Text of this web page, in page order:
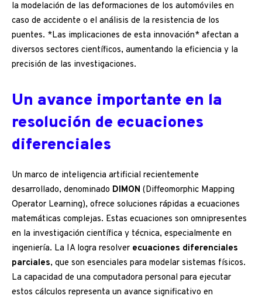
la modelación de las deformaciones de los automóviles en
caso de accidente o el análisis de la resistencia de los
puentes. *Las implicaciones de esta innovación* afectan a
diversos sectores científicos, aumentando la eficiencia y la
precisión de las investigaciones.
Un avance importante en la
resolución de ecuaciones
diferenciales
Un marco de inteligencia artificial recientemente
desarrollado, denominado DIMON (Diffeomorphic Mapping
Operator Learning), ofrece soluciones rápidas a ecuaciones
matemáticas complejas. Estas ecuaciones son omnipresentes
en la investigación científica y técnica, especialmente en
ingeniería. La IA logra resolver ecuaciones diferenciales
parciales, que son esenciales para modelar sistemas físicos.
La capacidad de una computadora personal para ejecutar
estos cálculos representa un avance significativo en